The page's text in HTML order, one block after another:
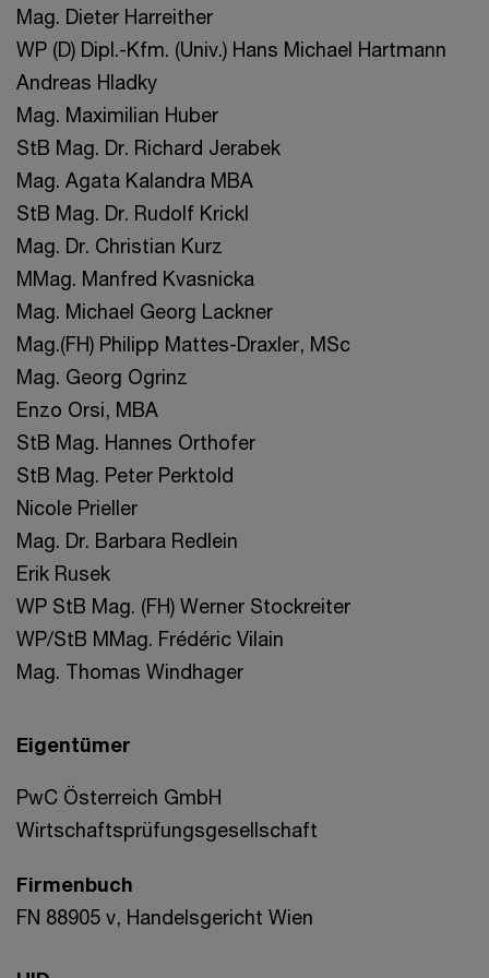
Mag. Dieter Harreither
WP (D) Dipl.-Kfm. (Univ.) Hans Michael Hartmann
Andreas Hladky
Mag. Maximilian Huber
StB Mag. Dr. Richard Jerabek
Mag. Agata Kalandra MBA
StB Mag. Dr. Rudolf Krickl
Mag. Dr. Christian Kurz
MMag. Manfred Kvasnicka
Mag. Michael Georg Lackner
Mag.(FH) Philipp Mattes-Draxler, MSc
Mag. Georg Ogrinz
Enzo Orsi, MBA
StB Mag. Hannes Orthofer
StB Mag. Peter Perktold
Nicole Prieller
Mag. Dr. Barbara Redlein
Erik Rusek
WP StB Mag. (FH) Werner Stockreiter
WP/StB MMag. Frédéric Vilain
Mag. Thomas Windhager
Eigentümer
PwC Österreich GmbH
Wirtschaftsprüfungsgesellschaft
Firmenbuch
FN 88905 v, Handelsgericht Wien